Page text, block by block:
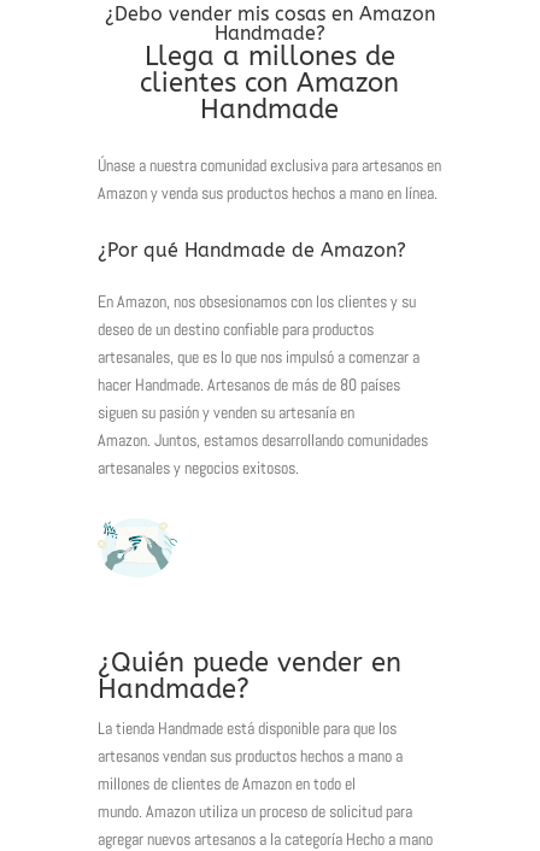
¿Debo vender mis cosas en Amazon
Handmade?
Llega a millones de
clientes con Amazon
Handmade
Únase a nuestra comunidad exclusiva para artesanos en
Amazon y venda sus productos hechos a mano en línea.
¿Por qué Handmade de Amazon?
En Amazon, nos obsesionamos con los clientes y su
deseo de un destino confiable para productos
artesanales, que es lo que nos impulsó a comenzar a
hacer Handmade. Artesanos de más de 80 países
siguen su pasión y venden su artesanía en
Amazon. Juntos, estamos desarrollando comunidades
artesanales y negocios exitosos.
¿Quién puede vender en
Handmade?
La tienda Handmade está disponible para que los
artesanos vendan sus productos hechos a mano a
millones de clientes de Amazon en todo el
mundo. Amazon utiliza un proceso de solicitud para
agregar nuevos artesanos a la categoría Hecho a mano